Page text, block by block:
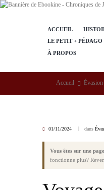
ACCUEIL
LE PETIT + PÉDAGO
À PROPOS
Accueil Évasion
01/11/2024 dans
Vous êtes sur une
fonctionne plus?